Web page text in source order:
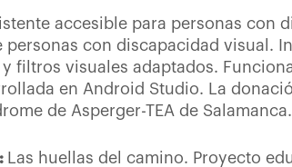
accesible para personas con
personas con discapacidad
filtros visuales adaptados.
en Android Studio. La
de Asperger-TEA de Salamanca.
Las huellas del camino. Proyecto